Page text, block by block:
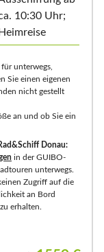
10:30 Uhr;
Heimreise
unterwegs,
Sie einen eigenen
nicht gestellt
an und ob Sie ein
Donau:
in der GUIBO-
unterwegs.
Zugriff auf die
an Bord
erhalten.